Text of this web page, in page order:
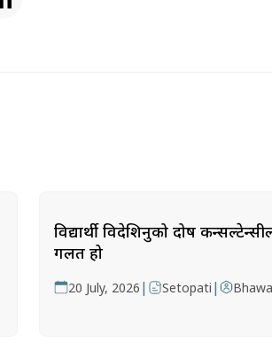
विद्यार्थी विदेशिनुको दोष
गलत हो
20 July, 2026 | Setopati |